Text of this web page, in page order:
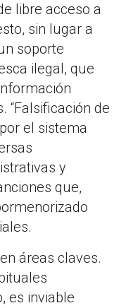
libre acceso a
sin lugar a
soporte
ilegal, que
“Falsificación de
el sistema
y
que,
áreas claves.
es inviable